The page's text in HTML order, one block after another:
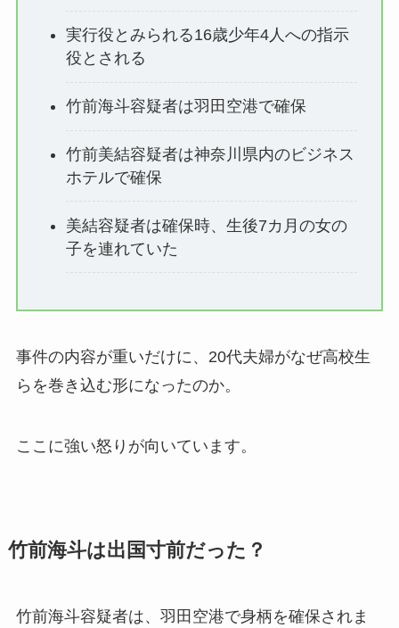
実行役とみられる16歳少年4人への指示
役とされる
竹前海斗容疑者は羽田空港で確保
竹前美結容疑者は神奈川県内のビジネス
ホテルで確保
美結容疑者は確保時、生後7カ月の女の
子を連れていた
事件の内容が重いだけに、20代夫婦がなぜ高校生
らを巻き込む形になったのか。
ここに強い怒りが向いています。
竹前海斗は出国寸前だった？
竹前海斗容疑者は、羽田空港で身柄を確保されま